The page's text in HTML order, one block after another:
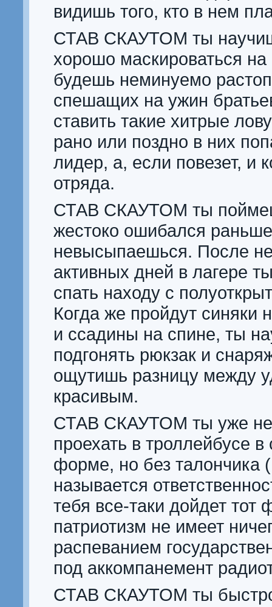
видишь того, кто в нем
СТАВ СКАУТОМ ты
хорошо маскироваться на
будешь неминуемо
спешащих на ужин
ставить такие хитрые
рано или поздно в них
лидер, а, если повезет, и
отряда.
СТАВ СКАУТОМ ты
жестоко ошибался
невысыпаешься. После
активных дней в лагере
спать находу с
Когда же пройдут синяки
и ссадины на спине, ты
подгонять рюкзак и
ощутишь разницу между
красивым.
СТАВ СКАУТОМ ты уже
проехать в троллейбусе в
форме, но без талончика
называется
тебя все-таки дойдет тот
патриотизм не имеет
распеванием
под аккомпанемент
СТАВ СКАУТОМ ты